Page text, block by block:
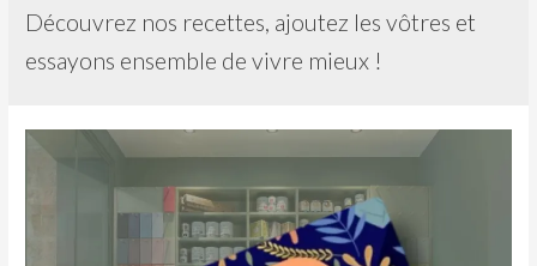
Découvrez nos recettes, ajoutez les vôtres et
essayons ensemble de vivre mieux !